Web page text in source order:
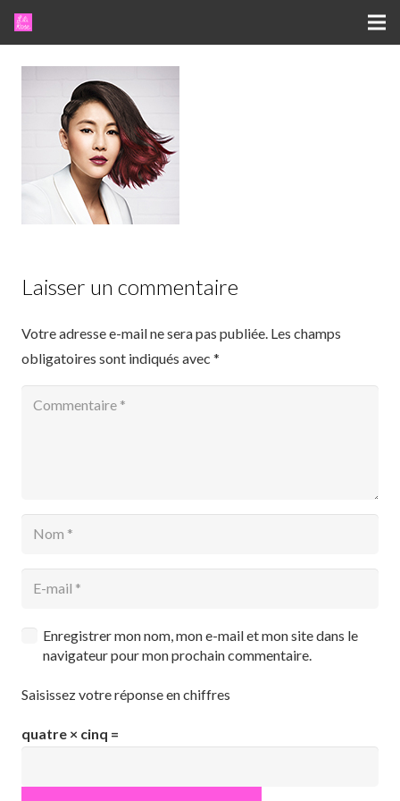
Laisser un commentaire
Votre adresse e-mail ne sera pas publiée. Les champs
obligatoires sont indiqués avec *
Enregistrer mon nom, mon e-mail et mon site dans le
navigateur pour mon prochain commentaire.
Saisissez votre réponse en chiffres
quatre × cinq =